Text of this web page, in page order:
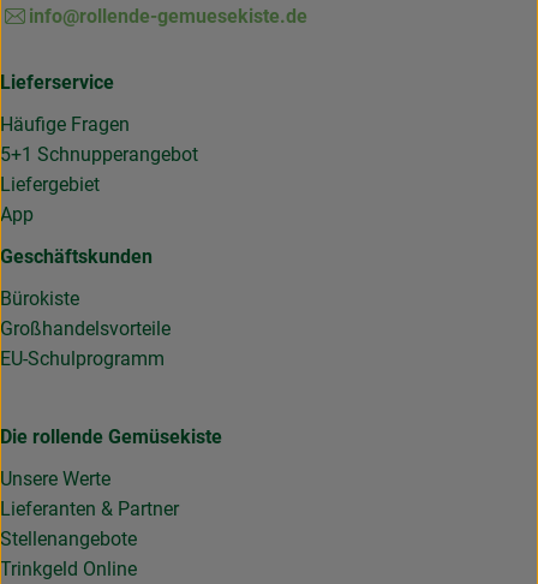
info@rollende-gemuesekiste.de
Lieferservice
Häufige Fragen
5+1 Schnupperangebot
Liefergebiet
App
Geschäftskunden
Bürokiste
Großhandelsvorteile
EU-Schulprogramm
Die rollende Gemüsekiste
Unsere Werte
Lieferanten & Partner
Stellenangebote
Trinkgeld Online